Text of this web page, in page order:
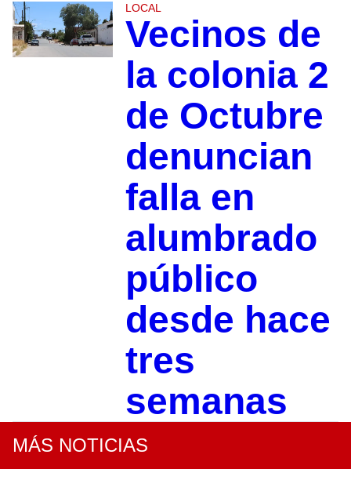
LOCAL
Vecinos de
la colonia 2
de Octubre
denuncian
falla en
alumbrado
público
desde hace
tres
semanas
MÁS NOTICIAS